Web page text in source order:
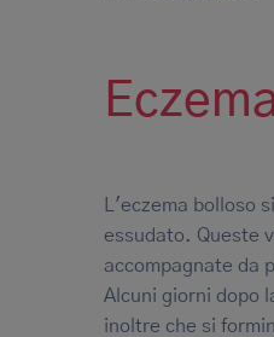
L'eczema bolloso
essudato. Queste
accompagnate da
Alcuni giorni dopo
inoltre che si